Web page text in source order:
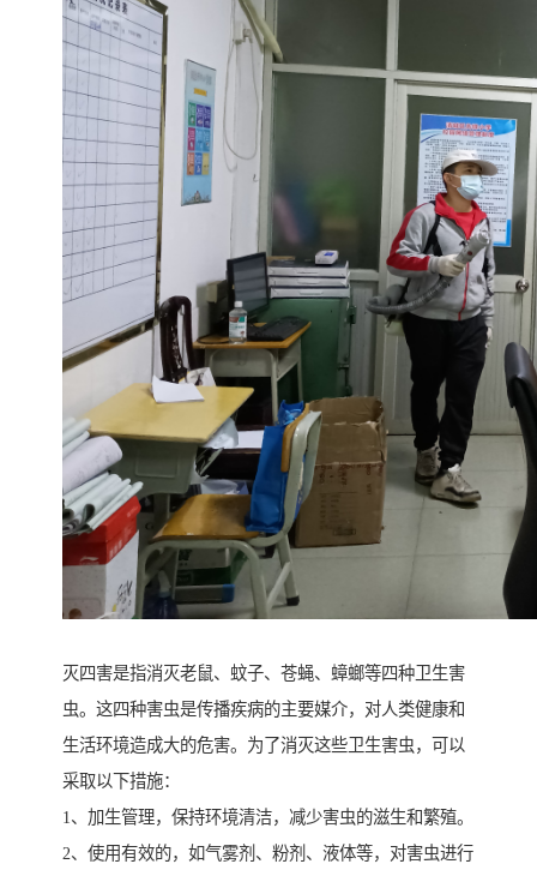
灭四害是指消灭老鼠、蚊子、苍蝇、蟑螂等四种卫生害
虫。这四种害虫是传播疾病的主要媒介，对人类健康和
生活环境造成大的危害。为了消灭这些卫生害虫，可以
采取以下措施：
1、加生管理，保持环境清洁，减少害虫的滋生和繁殖。
2、使用有效的，如气雾剂、粉剂、液体等，对害虫进行